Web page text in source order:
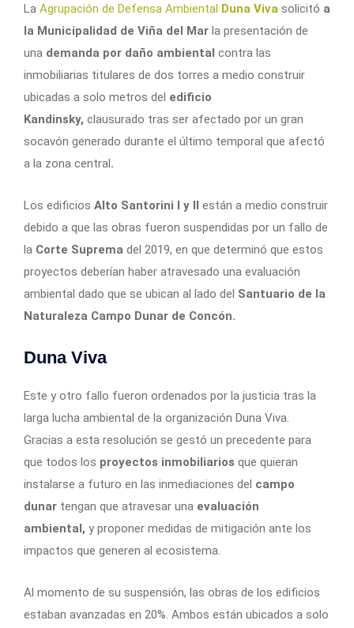
La Agrupación de Defensa Ambiental Duna Viva solicitó a
la Municipalidad de Viña del Mar la presentación de
una demanda por daño ambiental contra las
inmobiliarias titulares de dos torres a medio construir
ubicadas a solo metros del edificio
Kandinsky, clausurado tras ser afectado por un gran
socavón generado durante el último temporal que afectó
a la zona central.
Los edificios Alto Santorini I y II están a medio construir
debido a que las obras fueron suspendidas por un fallo de
la Corte Suprema del 2019, en que determinó que estos
proyectos deberían haber atravesado una evaluación
ambiental dado que se ubican al lado del Santuario de la
Naturaleza Campo Dunar de Concón.
Duna Viva
Este y otro fallo fueron ordenados por la justicia tras la
larga lucha ambiental de la organización Duna Viva.
Gracias a esta resolución se gestó un precedente para
que todos los proyectos inmobiliarios que quieran
instalarse a futuro en las inmediaciones del campo
dunar tengan que atravesar una evaluación
ambiental, y proponer medidas de mitigación ante los
impactos que generen al ecosistema.
Al momento de su suspensión, las obras de los edificios
estaban avanzadas en 20%. Ambos están ubicados a solo